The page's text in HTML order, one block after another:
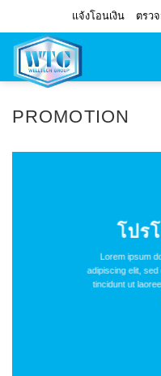
to
content
แจ้งโอนเงิน ตรว
PROMOTION
โปร
Lorem ipsum
adipiscing elit,
tincidunt ut